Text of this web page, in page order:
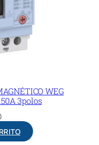
WEG
3polos